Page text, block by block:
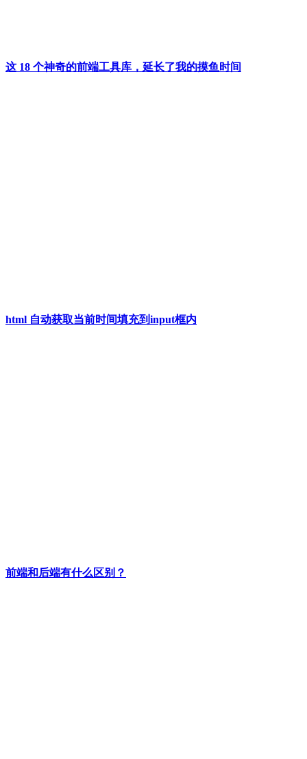
这 18 个神奇的前端工具库，延长了我的摸鱼时间
html 自动获取当前时间填充到input框内
前端和后端有什么区别？